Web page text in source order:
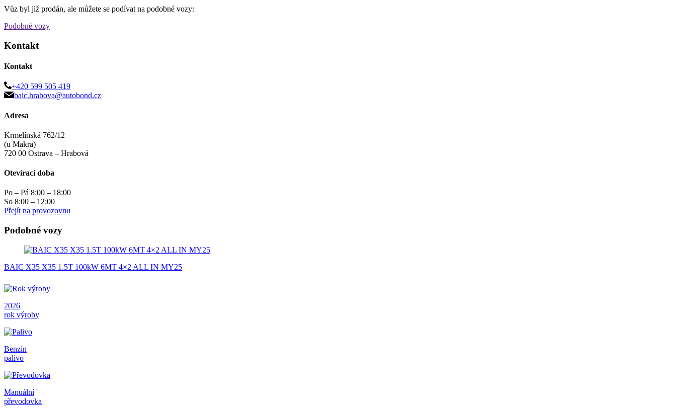
Vůz byl již prodán, ale můžete se podívat na podobné vozy:
Podobné vozy
Kontakt
Kontakt
+420 599 505 419
baic.hrabova@autobond.cz
Adresa
Krmelínská 762/12
(u Makra)
720 00 Ostrava – Hrabová
Otevírací doba
Po – Pá 8:00 – 18:00
So 8:00 – 12:00
Přejít na provozovnu
Podobné vozy
BAIC X35 X35 1.5T 100kW 6MT 4×2 ALL IN MY25
2026
rok výroby
Benzín
palivo
Manuální
převodovka